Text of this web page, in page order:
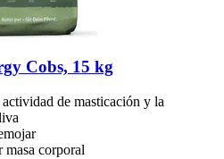
Cobs, 15 kg
de masticación y la
masa corporal